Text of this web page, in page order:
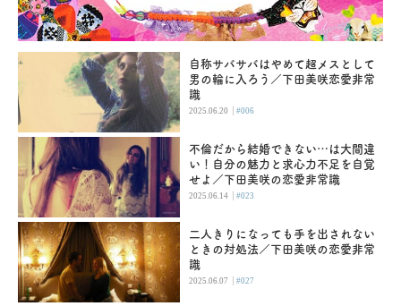
自称サバサバはやめて超メスとして
男の輪に入ろう／下田美咲恋愛非常
識
2025.06.20 |#006
不倫だから結婚できない…は大間違
い！自分の魅力と求心力不足を自覚
せよ／下田美咲の恋愛非常識
2025.06.14 |#023
二人きりになっても手を出されない
ときの対処法／下田美咲の恋愛非常
識
2025.06.07 |#027